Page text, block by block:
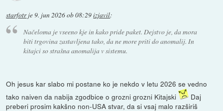
starfotrje9. jun 2026 ob 08:29izjavil:
Načeloma je vseeno kje in kako pride paket. Dejstvo je, da mora
biti trgovina zastavljena tako, da ne more priti do anomalij. In
kitajci so strašna anomalija v sistemu.
Oh jesus kar slabo mi postane ko je nekdo v letu 2026 se vedno
tako naiven da nabija zgodbice o grozni grozni Kitajski
Daj
preberi prosim kakšno non-USA stvar, da si vsaj malo razširiš